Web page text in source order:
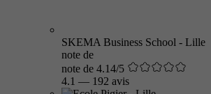
SKEMA Business School - Lille
note de
note de 4.14/5
4.1 — 192 avis